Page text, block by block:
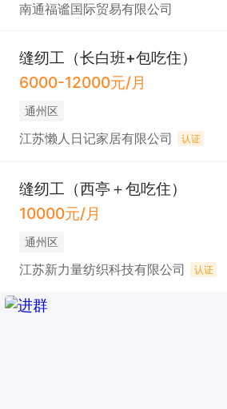
南通福谧国际贸易有限公司
缝纫工（长白班+包吃住）
6000-12000元/月
通州区
江苏懒人日记家居有限公司 认证
缝纫工（西亭＋包吃住）
10000元/月
通州区
江苏新力量纺织科技有限公司 认证